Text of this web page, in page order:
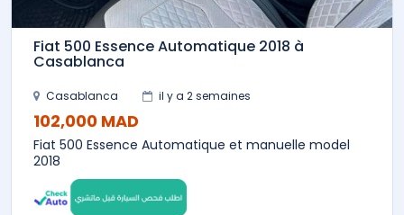
Fiat 500 Essence Automatique 2018 à
Casablanca
Casablanca il y a 2 semaines
102,000 MAD
Fiat 500 Essence Automatique et manuelle model
2018